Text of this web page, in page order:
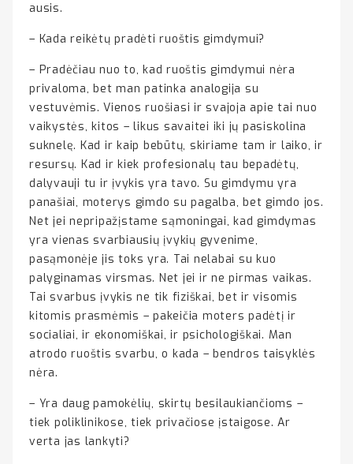
ausis.
– Kada reikėtų pradėti ruoštis gimdymui?
– Pradėčiau nuo to, kad ruoštis gimdymui nėra
privaloma, bet man patinka analogija su
vestuvėmis. Vienos ruošiasi ir svajoja apie tai nuo
vaikystės, kitos – likus savaitei iki jų pasiskolina
suknelę. Kad ir kaip bebūtų, skiriame tam ir laiko, ir
resursų. Kad ir kiek profesionalų tau bepadėtų,
dalyvauji tu ir įvykis yra tavo. Su gimdymu yra
panašiai, moterys gimdo su pagalba, bet gimdo jos.
Net jei nepripažįstame sąmoningai, kad gimdymas
yra vienas svarbiausių įvykių gyvenime,
pasąmonėje jis toks yra. Tai nelabai su kuo
palyginamas virsmas. Net jei ir ne pirmas vaikas.
Tai svarbus įvykis ne tik fiziškai, bet ir visomis
kitomis prasmėmis – pakeičia moters padėtį ir
socialiai, ir ekonomiškai, ir psichologiškai. Man
atrodo ruoštis svarbu, o kada – bendros taisyklės
nėra.
– Yra daug pamokėlių, skirtų besilaukiančioms –
tiek poliklinikose, tiek privačiose įstaigose. Ar
verta jas lankyti?